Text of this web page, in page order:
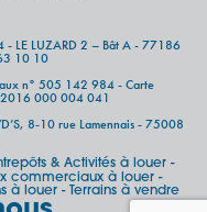
LE LUZARD 2 – Bât A - 77186
10 10
n° 505 142 984 - Carte
2016 000 004 041
8-10 rue Lamennais - 75008
& Activités à louer-
commerciaux à louer -
à louer - Terrains à vendre